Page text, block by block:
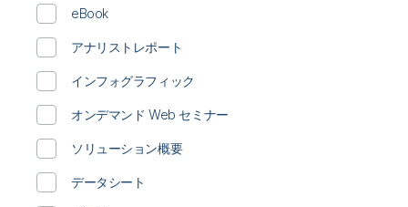
カスタマーポータル
製品関連
採用情報
事業所 / 連絡先
Qlik
Talend
の達成をサポートします。
コミュニティ
eBook
アナリストレポート
インフォグラフィック
オンデマンド Web セミナー
ソリューション概要
データシート